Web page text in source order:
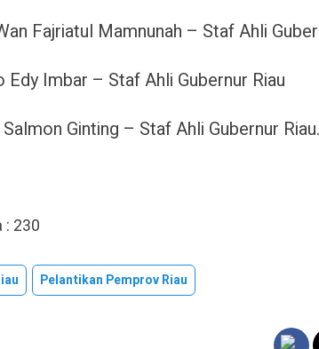
Fajriatul Mamnunah – Staf Ahli
Edy Imbar – Staf Ahli Gubernur Riau
Ginting – Staf Ahli Gubernur Riau.
: 230
Pelantikan Pemprov Riau